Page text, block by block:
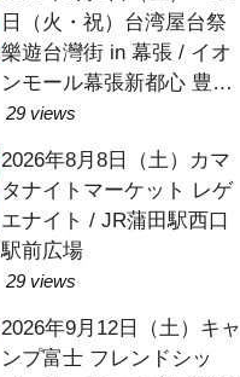
日（火・祝）台湾屋台祭
樂遊台灣街 in 幕張 / イオ
ンモール幕張新都心 豊砂
公園
29 views
2026年8月8日（土）カマ
タナイトマーケット レゲ
エナイト / JR蒲田駅西口
駅前広場
29 views
2026年9月12日（土）キャ
ンプ富士 フレンドシッ